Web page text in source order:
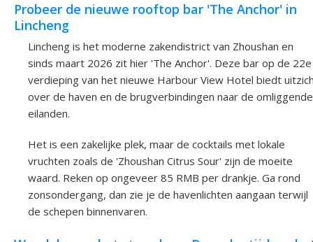
Probeer de nieuwe rooftop bar 'The Anchor' in
Lincheng
Lincheng is het moderne zakendistrict van Zhoushan en
sinds maart 2026 zit hier 'The Anchor'. Deze bar op de 22e
verdieping van het nieuwe Harbour View Hotel biedt
over de haven en de brugverbindingen naar de omliggende
eilanden.
Het is een zakelijke plek, maar de cocktails met lokale
vruchten zoals de 'Zhoushan Citrus Sour' zijn de moeite
waard. Reken op ongeveer 85 RMB per drankje. Ga rond
zonsondergang, dan zie je de havenlichten aangaan terwijl
de schepen binnenvaren.